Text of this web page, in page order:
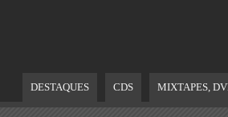
DESTAQUES CDS MIXTAPES,